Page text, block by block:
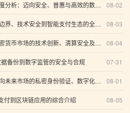
08-02
迈向安全、普惠与高效的数字资产未来
08-03
技术安全到智能支付生态的全面解析
08-04
的技术创新、清算安全及智能资产管理之道
07-31
备份到数字监管的安全与合规
08-01
验证、数字化金融生态与区块链支付安全标准全解析
08-05
付到区块链应用的综合介绍